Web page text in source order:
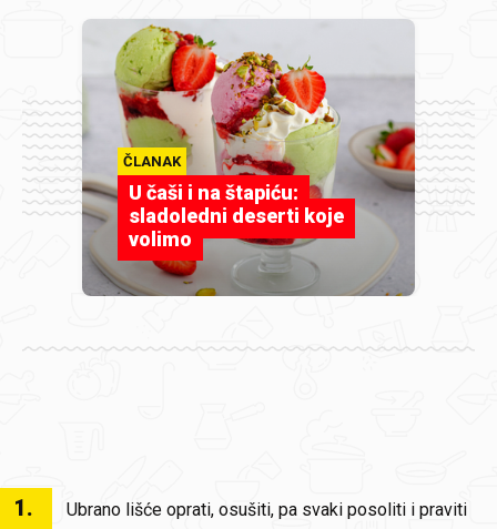
ČLANAK
U čaši i na štapiću:
sladoledni deserti koje
volimo
1.
Ubrano lišće oprati, osušiti, pa svaki posoliti i praviti